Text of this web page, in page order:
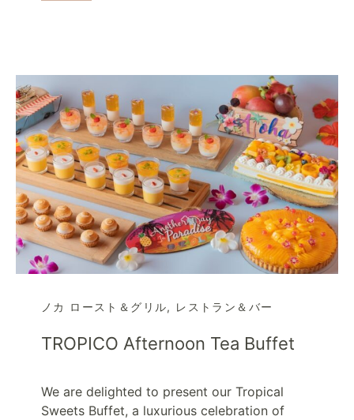
ノカ ロースト＆グリル, レストラン＆バー
TROPICO Afternoon Tea Buffet
We are delighted to present our Tropical
Sweets Buffet, a luxurious celebration of